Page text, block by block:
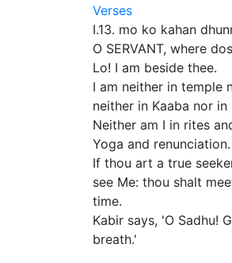
Verses
I.13. mo ko kahan
O SERVANT, where
Lo! I am beside thee.
I am neither in temple
neither in Kaaba nor in
Neither am I in rites
Yoga and renunciation.
If thou art a true
see Me: thou shalt
time.
Kabir says, 'O Sadhu!
breath.'